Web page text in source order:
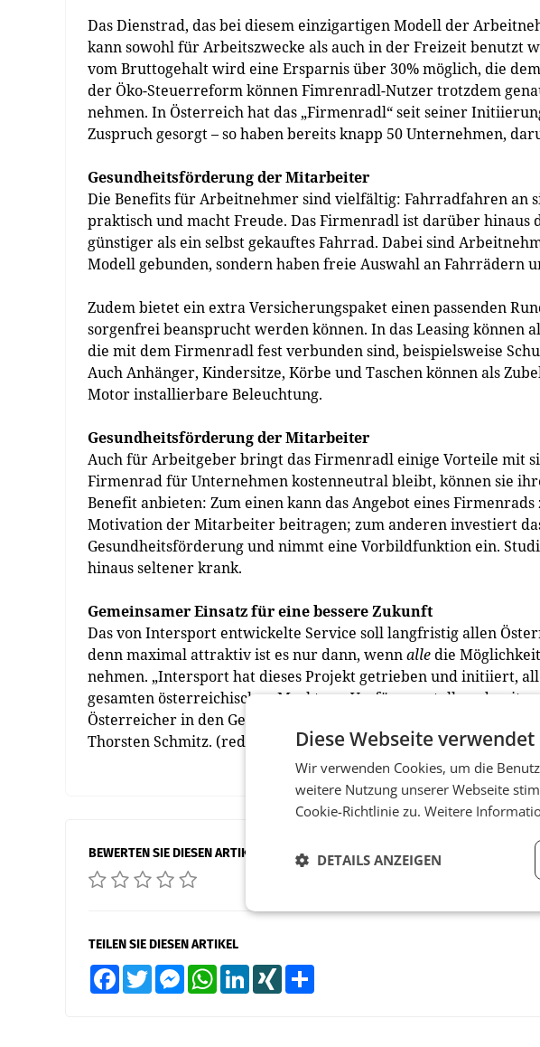
Das Dienstrad, das bei diesem einzigartigen Modell der
kann sowohl für Arbeitszwecke als auch in der Freizeit benutzt
vom Bruttogehalt wird eine Ersparnis über 30% möglich, die
der Öko-Steuerreform können Fimrenradl-Nutzer trotzdem
nehmen. In Österreich hat das „Firmenradl“ seit seiner
Zuspruch gesorgt – so haben bereits knapp 50 Unternehmen,
Gesundheitsförderung der Mitarbeiter
Die Benefits für Arbeitnehmer sind vielfältig: Fahrradfahren an
praktisch und macht Freude. Das Firmenradl ist darüber
günstiger als ein selbst gekauftes Fahrrad. Dabei sind
Modell gebunden, sondern haben freie Auswahl an Fahrrädern
Zudem bietet ein extra Versicherungspaket einen passenden
sorgenfrei beansprucht werden können. In das Leasing können
die mit dem Firmenradl fest verbunden sind, beispielsweise
Auch Anhänger, Kindersitze, Körbe und Taschen können als
Motor installierbare Beleuchtung.
Gesundheitsförderung der Mitarbeiter
Auch für Arbeitgeber bringt das Firmenradl einige Vorteile mit
Firmenrad für Unternehmen kostenneutral bleibt, können sie
Benefit anbieten: Zum einen kann das Angebot eines
Motivation der Mitarbeiter beitragen; zum anderen investiert
Gesundheitsförderung und nimmt eine Vorbildfunktion ein.
hinaus seltener krank.
Gemeinsamer Einsatz für eine bessere Zukunft
Das von Intersport entwickelte Service soll langfristig allen
denn maximal attraktiv ist es nur dann, wennalledie
nehmen. „Intersport hat dieses Projekt getrieben und initiiert,
gesamten österreichischen Markt zur Verfügung stellen, damit
Österreicher in den Genuss dieses Angebots kommen“, erklärt
Thorsten Schmitz. (red)
BEWERTEN SIE DIESEN ARTIKEL
TEILEN SIE DIESEN ARTIKEL
FacebookTwitter MessengerWhatsAppLinkedInXING
Diese Webseite verwendet
Wir verwenden Cookies, um die
weitere Nutzung unserer Webseite
Cookie-Richtlinie zu. Weitere
DETAILS ANZEIGEN